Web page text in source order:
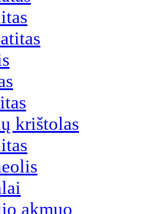
krištolas
akmuo